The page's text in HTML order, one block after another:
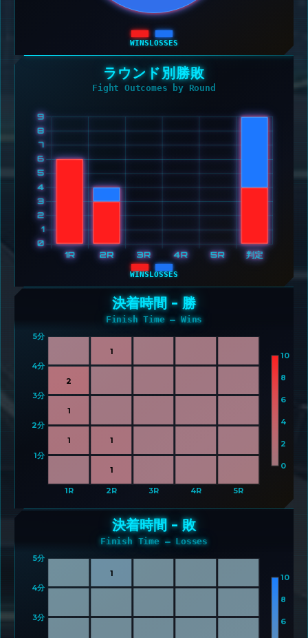
WINSLOSSES
ラウンド別勝敗
Fight Outcomes by Round
WINSLOSSES
決着時間 - 勝
Finish Time – Wins
1
1 1
1
2
1
1R 2R 3R 4R 5R
1分
2分
3分
4分
5分
0
2
4
6
8
10
決着時間 - 敗
Finish Time – Losses
1
3分
4分
5分
6
8
10